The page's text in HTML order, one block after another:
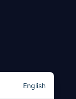
English